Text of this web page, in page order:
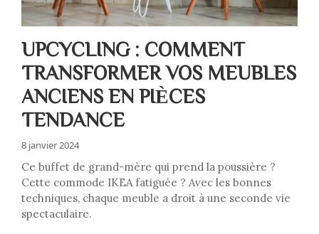
UPCYCLING : COMMENT
TRANSFORMER VOS MEUBLES
ANCIENS EN PIÈCES
TENDANCE
8 janvier 2024
Ce buffet de grand-mère qui prend la poussière ?
Cette commode IKEA fatiguée ? Avec les bonnes
techniques, chaque meuble a droit à une seconde vie
spectaculaire.